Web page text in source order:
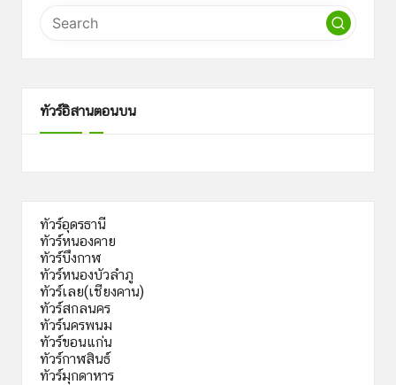
ทัวร์อิสานตอนบน
ทัวร์อุดรธานี
ทัวร์หนองคาย
ทัวร์บึงกาฬ
ทัวร์หนองบัวลำภู
ทัวร์เลย(เชียงคาน)
ทัวร์สกลนคร
ทัวร์นครพนม
ทัวร์ขอนแก่น
ทัวร์กาฬสินธ์
ทัวร์มุกดาหาร